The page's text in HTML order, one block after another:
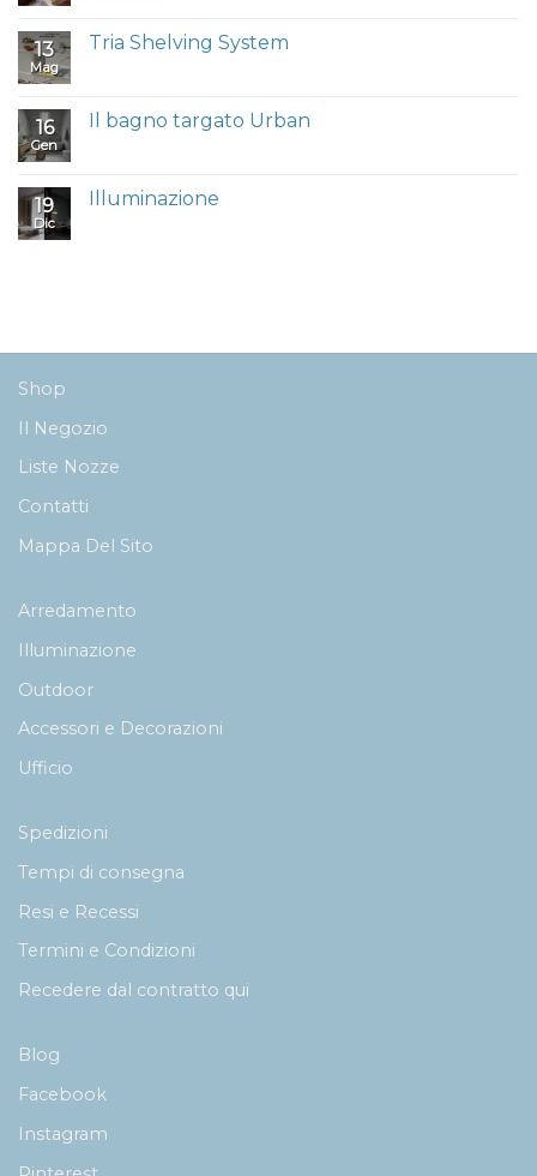
13
Mag
Tria Shelving System
16
Gen
Il bagno targato Urban
19
Dic
Illuminazione
Shop
Il Negozio
Liste Nozze
Contatti
Mappa Del Sito
Arredamento
Illuminazione
Outdoor
Accessori e Decorazioni
Ufficio
Spedizioni
Tempi di consegna
Resi e Recessi
Termini e Condizioni
Recedere dal contratto qui
Blog
Facebook
Instagram